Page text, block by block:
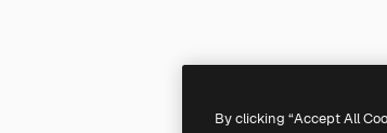
By clicking “Accept All